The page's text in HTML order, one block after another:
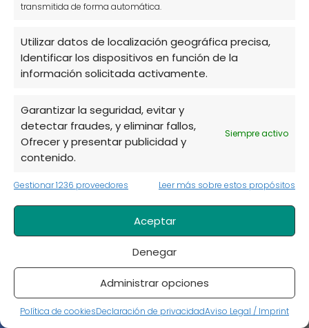
transmitida de forma automática.
Utilizar datos de localización geográfica precisa,
Identificar los dispositivos en función de la
información solicitada activamente.
Garantizar la seguridad, evitar y
detectar fraudes, y eliminar fallos,
Ofrecer y presentar publicidad y
contenido.
Siempre activo
Gestionar 1236 proveedores Leer más sobre estos propósitos
Aceptar
Denegar
Administrar opciones
Política de cookiesDeclaración de privacidadAviso Legal / Imprint
Huerto
Información sobre plantas
Jardinería
Mascotas y animales domésticos
Plagas
Plagas y enfermedades
Remedios caseros
Semillas